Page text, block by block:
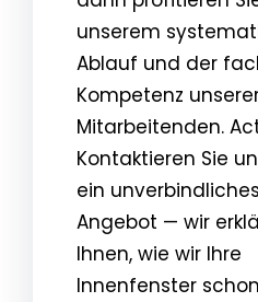
unserem
Ablauf und der
Kompetenz
Mitarbeitenden.
Kontaktieren Sie
ein unverbindliches
Angebot — wir
Ihnen, wie wir Ihre
Innenfenster